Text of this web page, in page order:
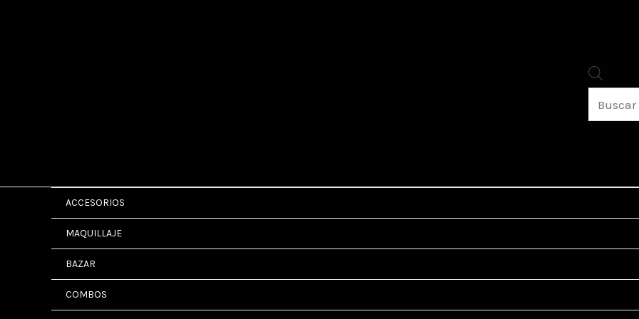
ACCESORIOS
MAQUILLAJE
BAZAR
COMBOS